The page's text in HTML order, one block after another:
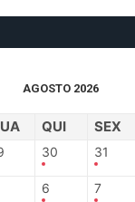
AGOSTO 2026
QUI SEX
30 31
6 7